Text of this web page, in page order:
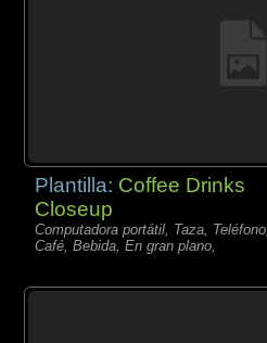
Plantilla: Coffee Drinks
Closeup
Computadora portátil, Taza, Teléfono,
Café, Bebida, En gran plano,